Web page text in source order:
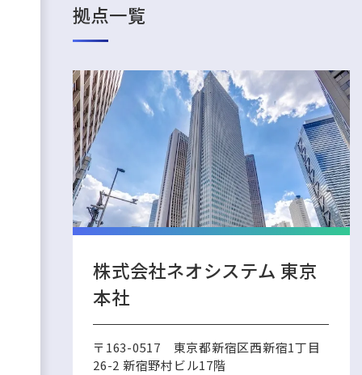
拠点一覧
株式会社ネオシステム 東京
本社
〒163-0517 東京都新宿区西新宿1丁目
26-2 新宿野村ビル17階